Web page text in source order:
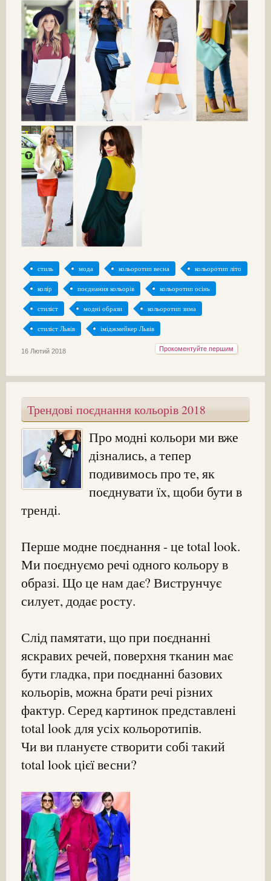
стиль мода кольоротип весна кольоротип літо
колір поєднання кольорів кольоротип осінь
стиліст модні образи кольоротип зима
стиліст Львів іміджмейкер Львів
Прокоментуйте першим
16 Лютий 2018
Трендові поєднання кольорів 2018
Про модні кольори ми вже
дізнались, а тепер
подивимось про те, як
поєднувати їх, щоби бути в
тренді.
Перше модне поєднання - це total look.
Ми поєднуємо речі одного кольору в
образі. Що це нам дає? Виструнчує
силует, додає росту.
Слід памятати, що при поєднанні
яскравих речей, поверхня тканин має
бути гладка, при поєднанні базових
кольорів, можна брати речі різних
фактур. Серед картинок представлені
total look для усіх кольоротипів.
Чи ви плануєте створити собі такий
total look цієї весни?